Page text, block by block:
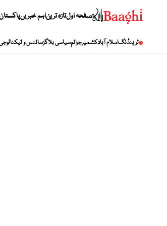
صفحہ اولتازہ تریناہم خبریں
ٹرینڈنگاسلام آبادکشمیرجرائمسیاسی بلاگزسائنس و